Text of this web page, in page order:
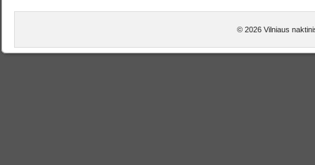
© 2026 Vilniaus